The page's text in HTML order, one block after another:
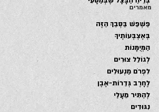
מאמרים
פַּשְׁפֵּשׁ בַּסְּבַךְ הַזֶּה
בְּאֶצְבְּעוֹתֶיךָ
הַמְּיֻמָּנוֹת
לְגוֹלֵל צוּרִים
לִפְרֹם מַנְעוּלִים
לֶחָרֶב גְּדֵרוֹת-אֶבֶן
לְהַתִּיר מֵעָלַי
נִגּוּדִים